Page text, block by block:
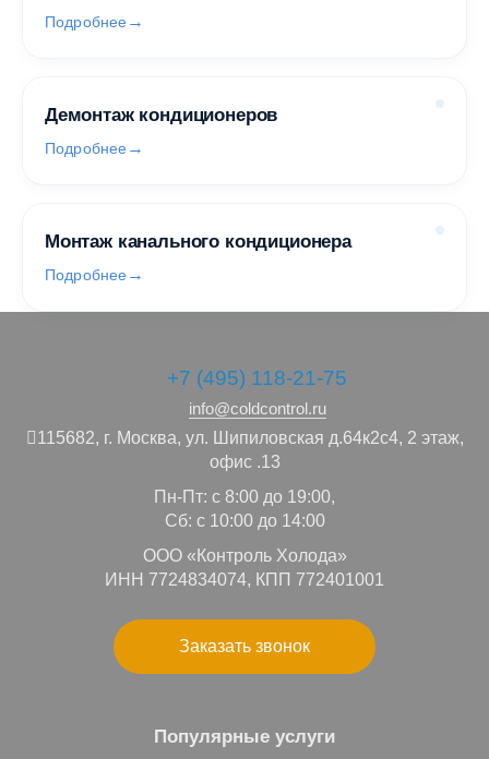
Подробнее
Демонтаж кондиционеров
Подробнее
Монтаж канального кондиционера
Подробнее
+7 (495) 118-21-75
info@coldcontrol.ru
115682, г. Москва, ул. Шипиловская д.64к2с4, 2 этаж,
офис .13
Пн-Пт: с 8:00 до 19:00,
Сб: с 10:00 до 14:00
ООО «Контроль Холода»
ИНН 7724834074, КПП 772401001
Заказать звонок
Популярные услуги